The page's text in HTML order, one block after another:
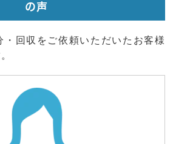
の声
・回収をご依頼いただいたお客様